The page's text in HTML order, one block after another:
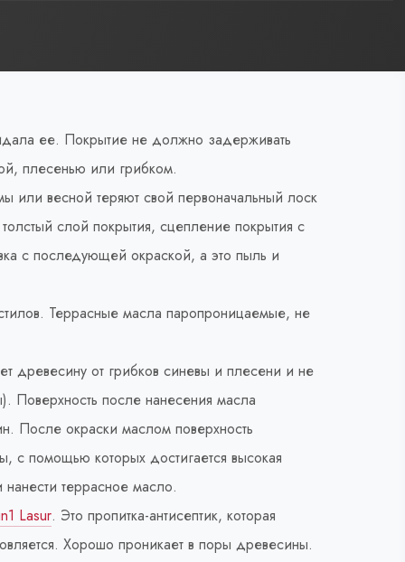
ее. Покрытие не должно задерживать
плесенью или грибком.
или весной теряют свой первоначальный лоск
слой покрытия, сцепление покрытия с
с последующей окраской, а это пыль и
Террасные масла паропроницаемые, не
древесину от грибков синевы и плесени и не
Поверхность после нанесения масла
После окраски маслом поверхность
с помощью которых достигается высокая
нанести террасное масло.
Lasur. Это пропитка-антисептик, которая
Хорошо проникает в поры древесины.